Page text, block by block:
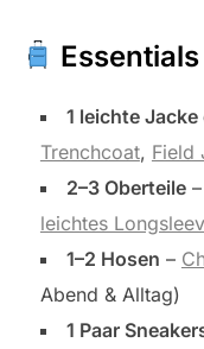
1 leichte
Trenchcoat, Field
2–3 Oberteile–
leichtes
1–2 Hosen –
Abend & Alltag)
1 Paar